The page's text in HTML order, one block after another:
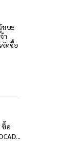
ชนะ
า
จัดซื้อ
ซื้อ